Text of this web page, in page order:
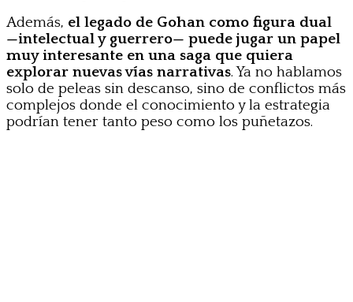
Además, el legado de Gohan como figura dual
—intelectual y guerrero— puede jugar un papel
muy interesante en una saga que quiera
explorar nuevas vías narrativas. Ya no hablamos
solo de peleas sin descanso, sino de conflictos más
complejos donde el conocimiento y la estrategia
podrían tener tanto peso como los puñetazos.